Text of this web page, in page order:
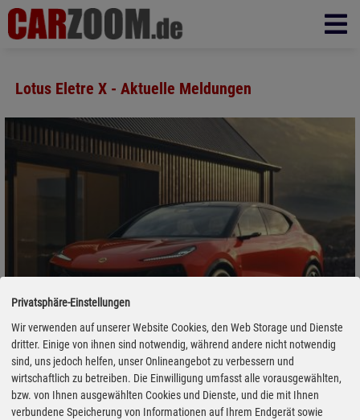
Lotus Eletre X - Aktuelle Meldungen
Lotus Eletre X: Hybridtechnik trifft Hyper-SUV
Privatsphäre-Einstellungen
Wir verwenden auf unserer Website Cookies, den Web Storage und Dienste
dritter. Einige von ihnen sind notwendig, während andere nicht notwendig
sind, uns jedoch helfen, unser Onlineangebot zu verbessern und
wirtschaftlich zu betreiben. Die Einwilligung umfasst alle vorausgewählten,
bzw. von Ihnen ausgewählten Cookies und Dienste, und die mit Ihnen
verbundene Speicherung von Informationen auf Ihrem Endgerät sowie